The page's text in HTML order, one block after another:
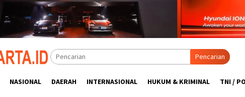
Pencarian
NASIONAL DAERAH INTERNASIONAL HUKUM & KRIMINAL TNI /